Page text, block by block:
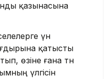
қазынасына
үн
қатысты
өзіне ғана тән
үлгісін